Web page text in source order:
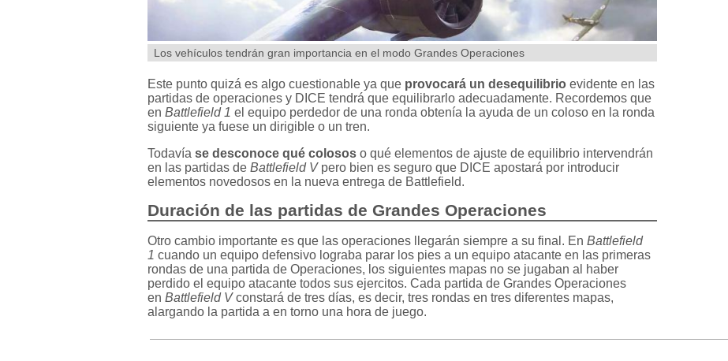
Los vehículos tendrán gran importancia en el modo Grandes Operaciones
Este punto quizá es algo cuestionable ya que provocará un desequilibrio evidente en las
partidas de operaciones y DICE tendrá que equilibrarlo adecuadamente. Recordemos que
en Battlefield 1 el equipo perdedor de una ronda obtenía la ayuda de un coloso en la ronda
siguiente ya fuese un dirigible o un tren.
Todavía se desconoce qué colosos o qué elementos de ajuste de equilibrio intervendrán
en las partidas de Battlefield Vpero bien es seguro que DICE apostará por introducir
elementos novedosos en la nueva entrega de Battlefield.
Duración de las partidas de Grandes Operaciones
Otro cambio importante es que las operaciones llegarán siempre a su final. En Battlefield
1 cuando un equipo defensivo lograba parar los pies a un equipo atacante en las primeras
rondas de una partida de Operaciones, los siguientes mapas no se jugaban al haber
perdido el equipo atacante todos sus ejercitos. Cada partida de Grandes Operaciones
en Battlefield Vconstará de tres días, es decir, tres rondas en tres diferentes mapas,
alargando la partida a en torno una hora de juego.